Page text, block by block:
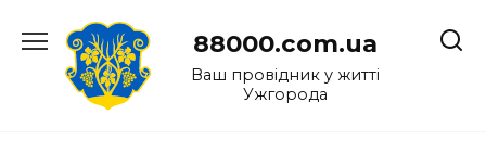
до
88000.com.ua
Ваш провідник у житті
Ужгорода